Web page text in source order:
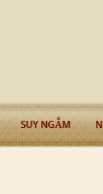
SUY NGẪM